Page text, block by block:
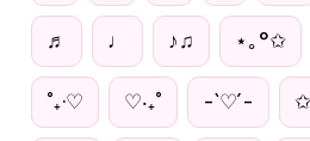
♬ ♩ ♪♫ ⋆｡°✩
˚₊·♡ ♡‧₊˚ -`♡´-